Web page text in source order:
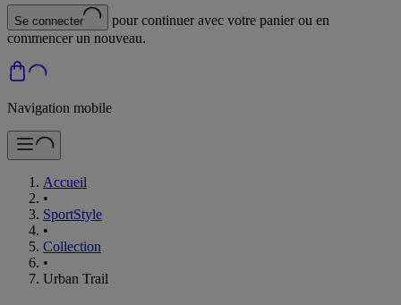
Se connecter
pour continuer avec votre panier ou en
commencer un nouveau.
Navigation mobile
Accueil
•
SportStyle
•
Collection
•
Urban Trail